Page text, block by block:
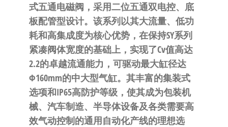
式五通电磁阀 ，采用二位五通双电控、底
板配管型设计。该系列以其大流量、低功
耗和高集成度为核心优势，在保持SY系列
紧凑阀体宽度的基础上，实现了Cv值高达
2.2的卓越流通能力，可驱动最大缸径达
Φ160mm的中大型气缸。其丰富的集装式
选项和IP65高防护等级，使其成为包装机
械、汽车制造、半导体设备及各类需要高
效气动控制的通用自动化产线的理想选